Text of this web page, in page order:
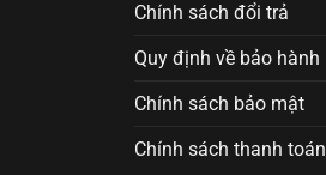
Chính sách đổi trả
Quy định về bảo hành
Chính sách bảo mật
Chính sách thanh toán